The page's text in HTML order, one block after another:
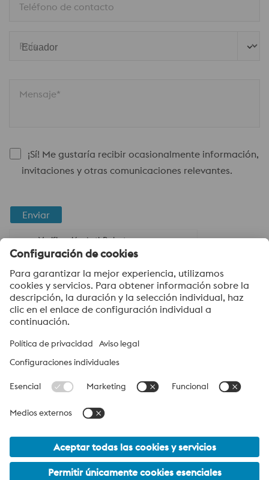
Teléfono de contacto
País
Mensaje*
¡Sí! Me gustaría recibir ocasionalmente información,
invitaciones y otras comunicaciones relevantes.
Enviar
Verificación Anti-Robot
Haga clic para iniciar la verificación
voestalpine High Performance Metals del Ecuador S.A.
parte del grupo líder de High Performance Metals Division en el
se enfoca en segmentos de productos tecnológicamente
herramientas y otros aceros especiales.
Grupo_voestalpine Navigation
© 2026 voestalpine High Performance Metals del Ecuador S.A.